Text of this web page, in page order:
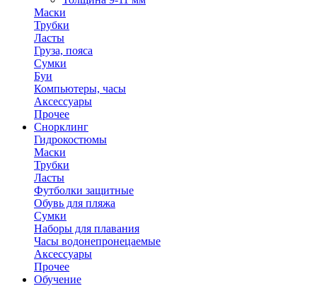
Маски
Трубки
Ласты
Груза, пояса
Сумки
Буи
Компьютеры, часы
Аксессуары
Прочее
Снорклинг
Гидрокостюмы
Маски
Трубки
Ласты
Футболки защитные
Обувь для пляжа
Сумки
Наборы для плавания
Часы водонепронецаемые
Аксессуары
Прочее
Обучение